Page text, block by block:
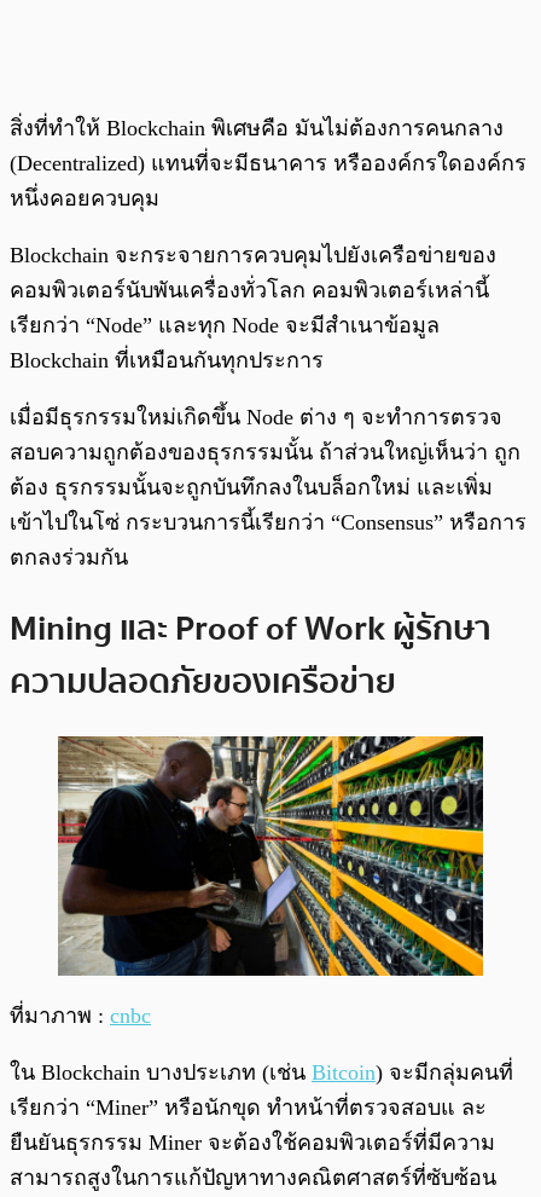
สิ่งที่ทำให้ Blockchain พิเศษคือ มันไม่ต้องการคนกลาง
(Decentralized) แทนที่จะมีธนาคาร หรือองค์กรใดองค์กร
หนึ่งคอยควบคุม
Blockchain จะกระจายการควบคุมไปยังเครือข่ายของ
คอมพิวเตอร์นับพันเครื่องทั่วโลก คอมพิวเตอร์เหล่านี้
เรียกว่า “Node” และทุก Node จะมีสำเนาข้อมูล
Blockchain ที่เหมือนกันทุกประการ
เมื่อมีธุรกรรมใหม่เกิดขึ้น Node ต่าง ๆ จะทำการตรวจ
สอบความถูกต้องของธุรกรรมนั้น ถ้าส่วนใหญ่เห็นว่า ถูก
ต้อง ธุรกรรมนั้นจะถูกบันทึกลงในบล็อกใหม่ และเพิ่ม
เข้าไปในโซ่ กระบวนการนี้เรียกว่า “Consensus” หรือการ
ตกลงร่วมกัน
Mining และ Proof of Work ผู้รักษา
ความปลอดภัยของเครือข่าย
ที่มาภาพ : cnbc
ใน Blockchain บางประเภท (เช่น Bitcoin) จะมีกลุ่มคนที่
เรียกว่า “Miner” หรือนักขุด ทำหน้าที่ตรวจสอบแ ละ
ยืนยันธุรกรรม Miner จะต้องใช้คอมพิวเตอร์ที่มีความ
สามารถสูงในการแก้ปัญหาทางคณิตศาสตร์ที่ซับซ้อน